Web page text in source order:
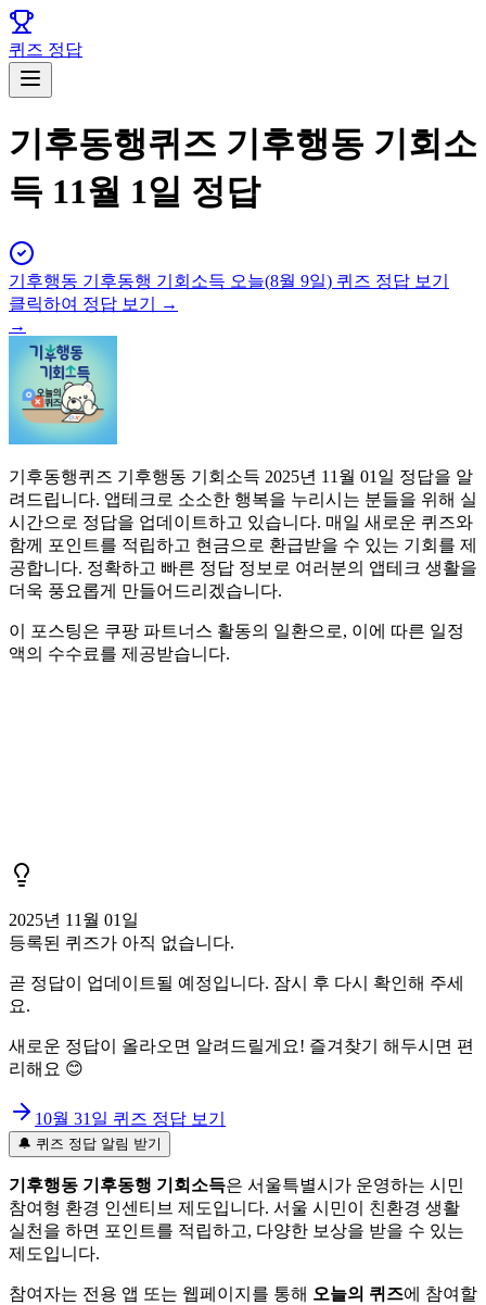
퀴즈 정답
기후동행퀴즈 기후행동 기회소
득 11월 1일 정답
기후행동 기후동행 기회소득 오늘(8월 9일) 퀴즈 정답 보기
클릭하여 정답 보기 →
→
기후동행퀴즈 기후행동 기회소득 2025년 11월 01일 정답을 알
려드립니다. 앱테크로 소소한 행복을 누리시는 분들을 위해 실
시간으로 정답을 업데이트하고 있습니다. 매일 새로운 퀴즈와
함께 포인트를 적립하고 현금으로 환급받을 수 있는 기회를 제
공합니다. 정확하고 빠른 정답 정보로 여러분의 앱테크 생활을
더욱 풍요롭게 만들어드리겠습니다.
이 포스팅은 쿠팡 파트너스 활동의 일환으로, 이에 따른 일정
액의 수수료를 제공받습니다.
2025년 11월 01일
등록된 퀴즈가 아직 없습니다.
곧 정답이 업데이트될 예정입니다. 잠시 후 다시 확인해 주세
요.
새로운 정답이 올라오면 알려드릴게요! 즐겨찾기 해두시면 편
리해요 😊
10월 31일 퀴즈 정답 보기
🔔 퀴즈 정답 알림 받기
기후행동 기후동행 기회소득은 서울특별시가 운영하는 시민
참여형 환경 인센티브 제도입니다. 서울 시민이 친환경 생활
실천을 하면 포인트를 적립하고, 다양한 보상을 받을 수 있는
제도입니다.
참여자는 전용 앱 또는 웹페이지를 통해 오늘의 퀴즈에 참여할